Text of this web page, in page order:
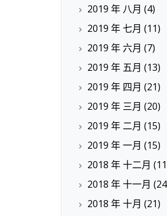
2019 年 八月 (4)
2019 年 七月 (11)
2019 年 六月 (7)
2019 年 五月 (13)
2019 年 四月 (21)
2019 年 三月 (20)
2019 年 二月 (15)
2019 年 一月 (15)
2018 年 十二月
2018 年 十一月
2018 年 十月 (21)